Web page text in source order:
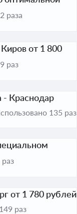
раза
от 1 800
раз
Краснодар
135 раз
от 1 780 рублей
раз